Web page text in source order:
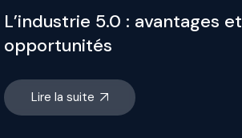
L’industrie 5.0 : avantages et
opportunités
Lire la suite